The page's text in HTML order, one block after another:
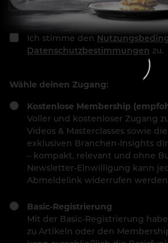
Ich stimme den
Datenschutzbestimmungen zu.
Wähle deinen Zugang:
Kostenlose Membership
Voller und kostenloser Zugang
Videos & Masterclasses sowie
exklusiven Branchen-Insights
– kompakt, relevant und ohne
Newsletter-Einwilligung kann
Abmeldelink widerrufen
Basic-Registrierung
Mit der Basic-Registrierung
zu Artikeln oder den